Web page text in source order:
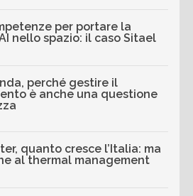
per portare la
nello spazio: il caso Sitael
perché gestire il
è anche una questione
quanto cresce l’Italia: ma
al thermal management